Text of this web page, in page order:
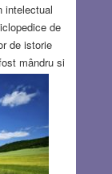
intelectual
de
de istorie
mândru și
mea în
seri
rămânem
pe
lor